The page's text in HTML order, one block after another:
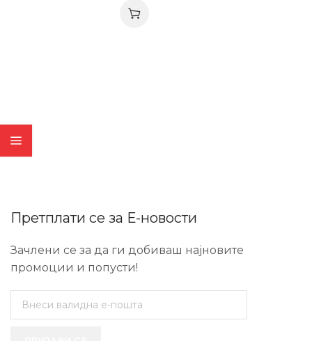
Претплати се за Е-новости
Зачлени се за да ги добиваш најновите
промоции и попусти!